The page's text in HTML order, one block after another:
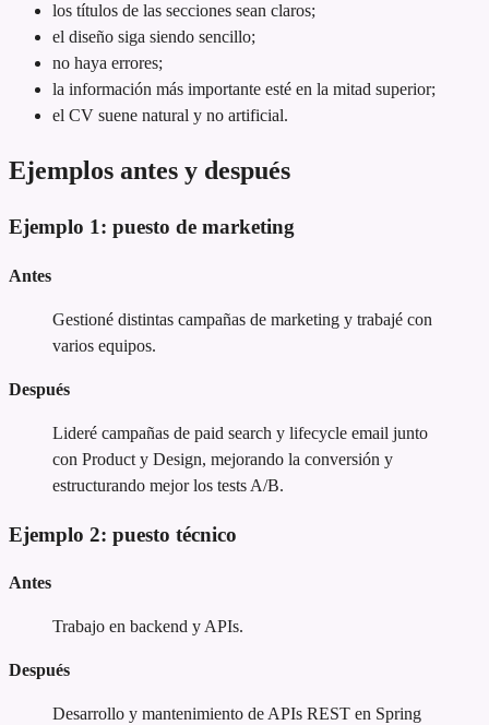
los títulos de las secciones sean claros;
el diseño siga siendo sencillo;
no haya errores;
la información más importante esté en la mitad superior;
el CV suene natural y no artificial.
Ejemplos antes y después
Ejemplo 1: puesto de marketing
Antes
Gestioné distintas campañas de marketing y trabajé con
varios equipos.
Después
Lideré campañas de paid search y lifecycle email junto
con Product y Design, mejorando la conversión y
estructurando mejor los tests A/B.
Ejemplo 2: puesto técnico
Antes
Trabajo en backend y APIs.
Después
Desarrollo y mantenimiento de APIs REST en Spring